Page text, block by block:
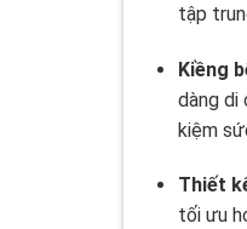
tập
Kiềng
dàng di
kiệm
Thiết
tối ưu